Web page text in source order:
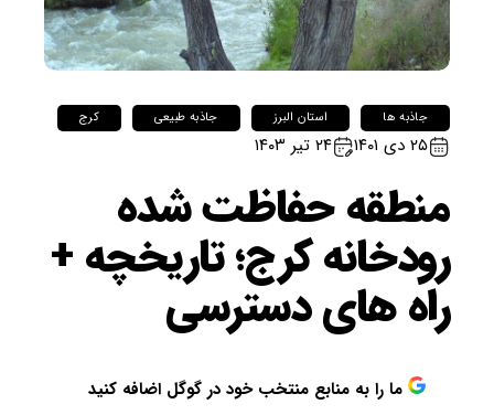
جاذبه ها استان البرز جاذبه طبیعی کرج
۲۵ دی ۱۴۰۱ ۲۴ تیر ۱۴۰۳
منطقه حفاظت شده
رودخانه کرج؛ تاریخچه +
راه های دسترسی
ما را به منابع منتخب خود در گوگل اضافه کنید